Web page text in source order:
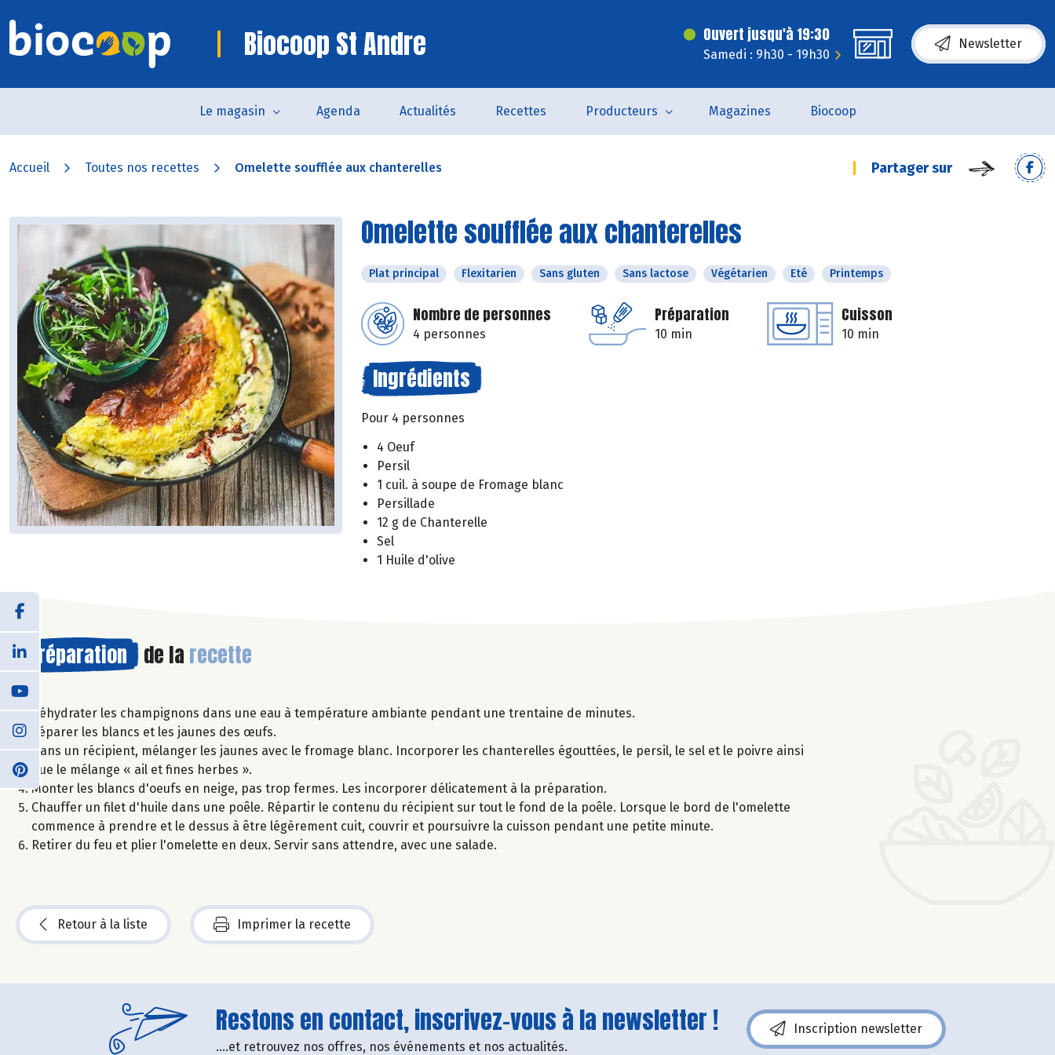
Biocoop St Andre Ouvert jusqu'à 19:30
Samedi : 9h30 - 19h30
Newsletter
Le magasin Agenda Actualités Recettes Producteurs Magazines Biocoop
Accueil Toutes nos recettes Omelette soufflée aux chanterelles Partager sur
Omelette soufflée aux chanterelles
Plat principal Flexitarien Sans gluten Sans lactose Végétarien Eté Printemps
Nombre de personnes
4 personnes
Préparation
10 min
Cuisson
10 min
Ingrédients
Pour 4 personnes
4 Oeuf
Persil
1 cuil. à soupe de Fromage blanc
Persillade
12 g de Chanterelle
Sel
1 Huile d'olive
Préparation de la recette
Réhydrater les champignons dans une eau à température ambiante pendant une trentaine de minutes.
Séparer les blancs et les jaunes des œufs.
Dans un récipient, mélanger les jaunes avec le fromage blanc. Incorporer les chanterelles égouttées, le persil, le sel et le poivre ainsi
que le mélange « ail et fines herbes ».
Monter les blancs d'oeufs en neige, pas trop fermes. Les incorporer délicatement à la préparation.
Chauffer un filet d'huile dans une poêle. Répartir le contenu du récipient sur tout le fond de la poêle. Lorsque le bord de l'omelette
commence à prendre et le dessus à être légèrement cuit, couvrir et poursuivre la cuisson pendant une petite minute.
Retirer du feu et plier l'omelette en deux. Servir sans attendre, avec une salade.
Retour à la liste Imprimer la recette
Restons en contact, inscrivez-vous à la newsletter !
....et retrouvez nos offres, nos événements et nos actualités.
Inscription newsletter